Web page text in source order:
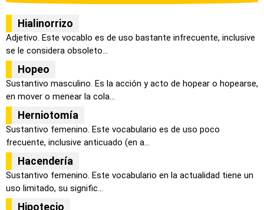
Hialinorrizo
Adjetivo. Este vocablo es de uso bastante infrecuente, inclusive
se le considera obsoleto...
Hopeo
Sustantivo masculino. Es la acción y acto de hopear o hopearse,
en mover o menear la cola...
Herniotomía
Sustantivo femenino. Este vocabulario es de uso poco
frecuente, inclusive anticuado (en a...
Hacendería
Sustantivo femenino. Este vocabulario en la actualidad tiene un
uso limitado, su signific...
Hipotecio